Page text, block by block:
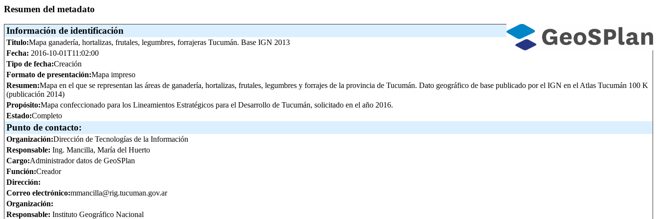
Resumen del metadato
Información de identificación
Titulo:Mapa ganadería, hortalizas, frutales, legumbres, forrajeras Tucumán. Base IGN 2013
Fecha: 2016-10-01T11:02:00
Tipo de fecha:Creación
Formato de presentación:Mapa impreso
Resumen:Mapa en el que se representan las áreas de ganadería, hortalizas, frutales, legumbres y forrajes de la provincia de Tucumán. Dato geográfico de base publicado por el IGN en el Atlas Tucumán 100 K
(publicación 2014)
Propósito:Mapa confeccionado para los Lineamientos Estratégicos para el Desarrollo de Tucumán, solicitado en el año 2016.
Estado:Completo
Punto de contacto:
Organización:Dirección de Tecnologías de la Información
Responsable: Ing. Mancilla, María del Huerto
Cargo:Administrador datos de GeoSPlan
Función:Creador
Dirección:
Correo electrónico:mmancilla@rig.tucuman.gov.ar
Organización:
Responsable: Instituto Geográfico Nacional